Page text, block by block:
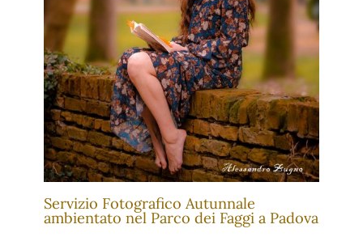
Servizio Fotografico Autunnale
ambientato nel Parco dei Faggi a Padova